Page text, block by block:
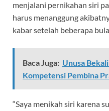
menjalani pernikahan siri
harus menanggung
kabar setelah beberapa
Baca Juga: Unusa
Kompetensi Pembina
“Saya menikah siri karena